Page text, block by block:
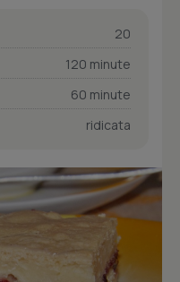
20
120 minute
60 minute
ridicata